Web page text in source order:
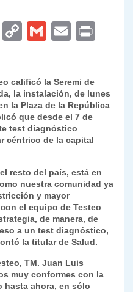
Li
C
y
Li
n
k
G
l
E
l
calificó la Seremi de
la instalación, de lunes
la Plaza de la República
que desde el 7 de
test diagnóstico
céntrico de la capital
resto del país, está en
nuestra comunidad ya
y mayor
el equipo de Testeo
de manera, de
a un test diagnóstico,
la titular de Salud.
TM. Juan Luis
muy conformes con la
hasta ahora, en sólo